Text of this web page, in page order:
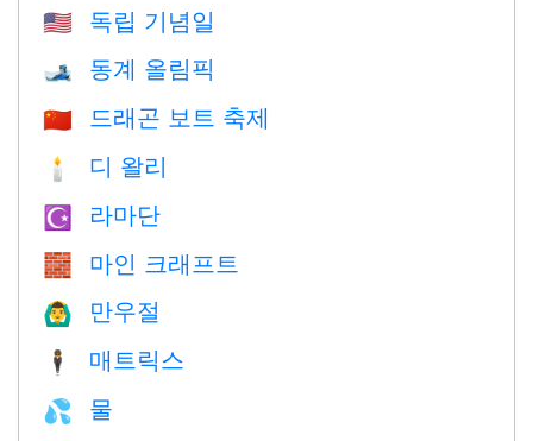
🇺🇸 독립 기념일
🎿 동계 올림픽
🇨🇳 드래곤 보트 축제
🕯 디 왈리
☪️ 라마단
🧱 마인 크래프트
🙆‍♂️ 만우절
🕴️ 매트릭스
💦
물